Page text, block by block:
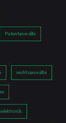
Patentanwälte
rechtsanwälte